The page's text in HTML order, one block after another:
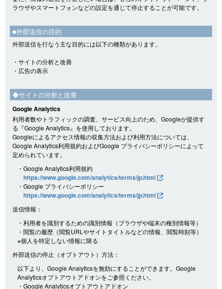
ラウザやスマートフォンなどの設定を通じて停止することが可能です。
■外部送信の目的
外部送信を行なう主な目的には以下の種類があります。
・サイトの分析と改善
・広告の表示
◆サイトの分析と改善
Google Analytics
利用者数やトラフィックの調査、サービス向上のため、Googleが提供す
る『Google Analytics』を使用しております。
Googleによるアクセス情報の収集方法および利用方法については、
Google Analytics利用規約およびGoogle プライバシーポリシーによって
定められています。
・Google Analytics利用規約
https://www.google.com/analytics/terms/jp.html
・Google プライバシーポリシー
https://www.google.com/analytics/terms/jp.html
送信情報：
・利用者を識別するための識別情報（ブラウザや端末の種別情報等）
・閲覧の履歴（閲覧URLやサイトタイトルなどの情報、閲覧時刻等）
※個人を特定しない情報に限る
外部送信の停止（オプトアウト）方法：
以下より、Google Analyticsを無効にすることができます。Google
Analyticsオプトアウトアドオンをご参照ください。
・Google Analyticsオプトアウトアドオン